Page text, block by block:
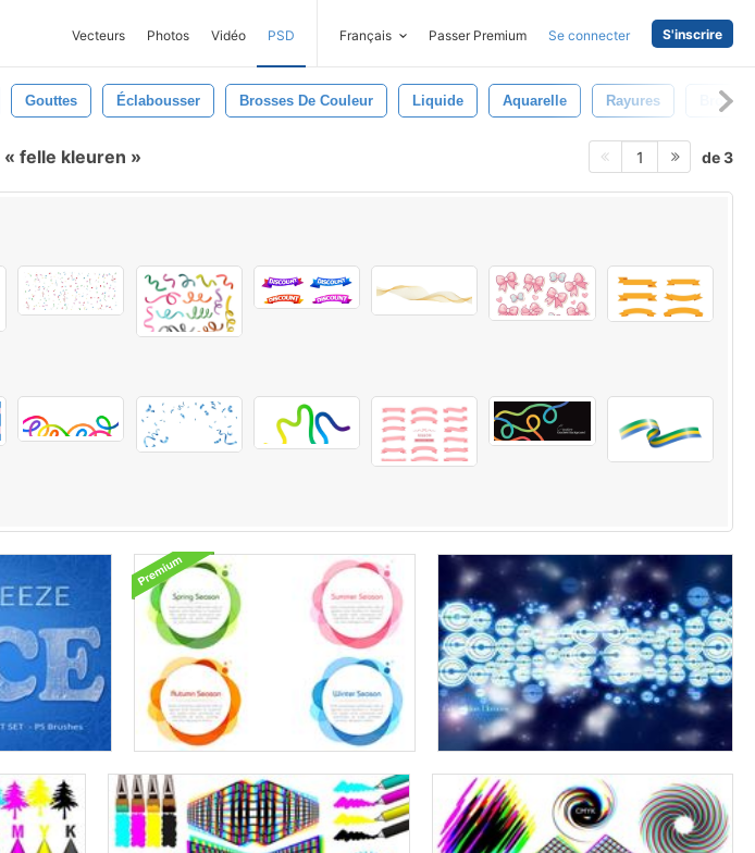
Vecteurs Photos Vidéo PSD Français Passer Premium Se connecter S'inscrire
Gouttes Éclabousser Brosses De Couleur Liquide Aquarelle Rayures Brosse
felle kleuren 1 de 3